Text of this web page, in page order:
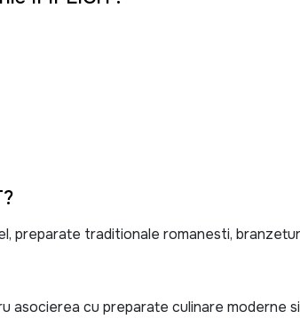
preparate traditionale romanesti,
asocierea cu preparate culinare moderne